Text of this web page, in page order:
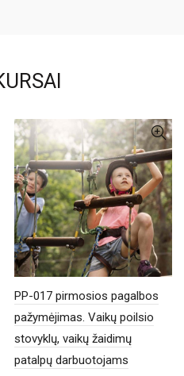
PP-017 pirmosios pagalbos
pažymėjimas. Vaikų poilsio
stovyklų, vaikų žaidimų
patalpų darbuotojams